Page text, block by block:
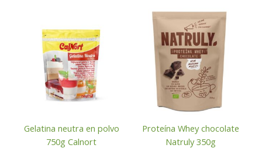
Gelatina neutra en polvo
750g Calnort
Proteína Whey chocolate
Natruly 350g